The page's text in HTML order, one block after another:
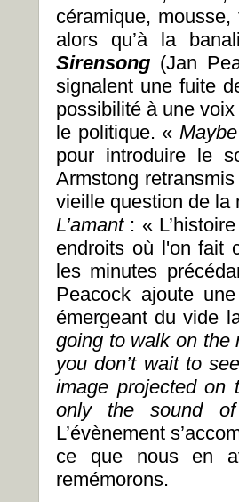
céramique,
alors qu’à la
Sirensong (Jan
signalent une fuite
possibilité à une
le politique. «
pour introduire le
Armstong retransmis
vieille question de la
L’amant: «
endroits où l'on fait
les minutes
Peacock ajoute
émergeant du vide
going to walk on the
you don’t wait to
image projected
only the sound
L’évènement
ce que nous en
remémorons.